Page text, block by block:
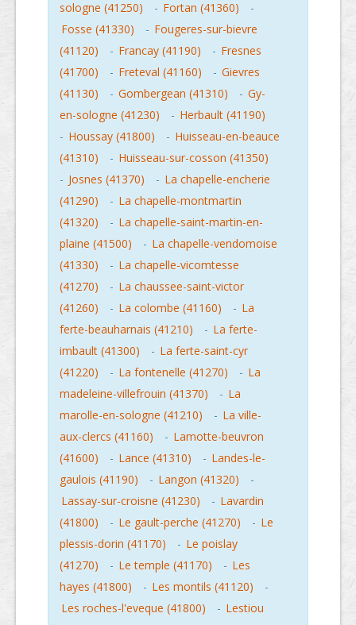
sologne (41250)
- Fortan (41360)
-
Fosse (41330)
- Fougeres-sur-bievre
(41120)
- Francay (41190) - Fresnes
(41700)
- Freteval (41160) - Gievres
(41130)
- Gombergean (41310) - Gy-
en-sologne (41230)
- Herbault (41190)
- Houssay (41800) - Huisseau-en-beauce
(41310)
- Huisseau-sur-cosson (41350)
- Josnes (41370) - La chapelle-encherie
(41290)
- La chapelle-montmartin
(41320)
- La chapelle-saint-martin-en-
plaine (41500)
- La chapelle-vendomoise
(41330)
- La chapelle-vicomtesse
(41270)
- La chaussee-saint-victor
(41260)
- La colombe (41160) - La
ferte-beauharnais (41210)
- La ferte-
imbault (41300)
- La ferte-saint-cyr
(41220)
- La fontenelle (41270) - La
madeleine-villefrouin (41370)
- La
marolle-en-sologne (41210)
- La ville-
aux-clercs (41160)
- Lamotte-beuvron
(41600)
- Lance (41310) - Landes-le-
gaulois (41190)
- Langon (41320)
-
Lassay-sur-croisne (41230)
- Lavardin
(41800)
- Le gault-perche (41270) - Le
plessis-dorin (41170)
- Le poislay
(41270)
- Le temple (41170) - Les
hayes (41800)
- Les montils (41120)
-
Les roches-l'eveque (41800)
- Lestiou